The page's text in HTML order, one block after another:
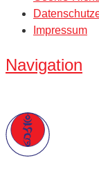
Impressum
Navigation